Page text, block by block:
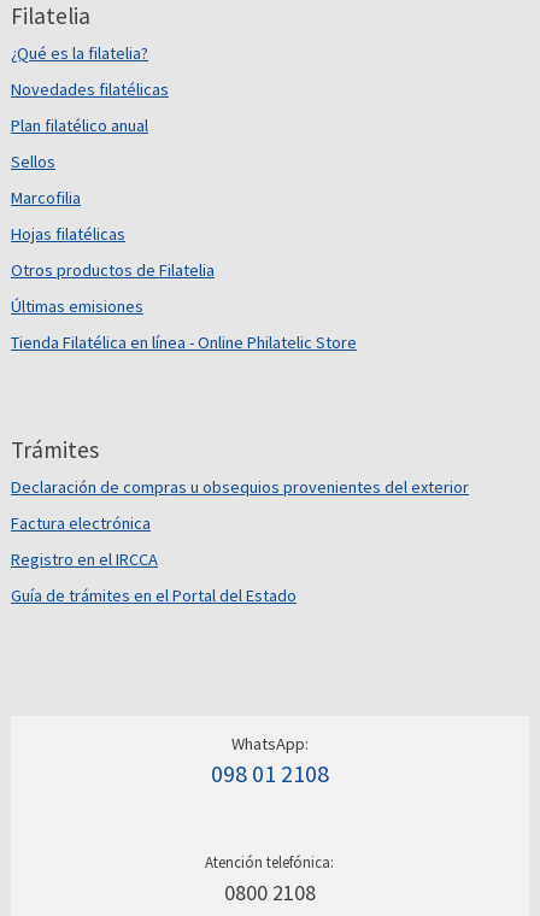
Filatelia
¿Qué es la filatelia?
Novedades filatélicas
Plan filatélico anual
Sellos
Marcofilia
Hojas filatélicas
Otros productos de Filatelia
Últimas emisiones
Tienda Filatélica en línea - Online Philatelic Store
Trámites
Declaración de compras u obsequios provenientes del exterior
Factura electrónica
Registro en el IRCCA
Guía de trámites en el Portal del Estado
WhatsApp:
098 01 2108
Atención telefónica:
0800 2108